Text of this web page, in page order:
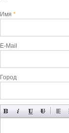
Имя *
E-Mail
Город